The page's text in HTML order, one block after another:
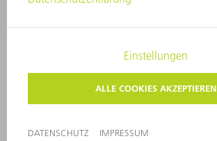
IMPRESSUM
DATENSCHUTZ
COPYRIGHT UND MARKENZEICHEN
PRIVATSPHÄRE-EINSTELLUNGEN